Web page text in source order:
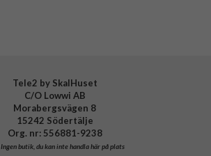
Tele2 by SkalHuset
C/O Lowwi AB
Morabergsvägen 8
15242 Södertälje
Org. nr: 556881-9238
Ingen butik, du kan inte handla här på plats